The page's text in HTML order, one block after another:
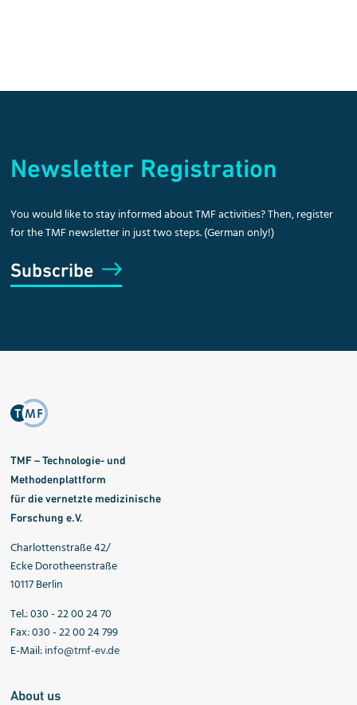
Newsletter Registration
You would like to stay informed about TMF activities? Then, register
for the TMF newsletter in just two steps. (German only!)
Subscribe
TMF – Technologie- und
Methodenplattform
für die vernetzte medizinische
Forschung e.V.
Charlottenstraße 42/
Ecke Dorotheenstraße
10117 Berlin
Tel.: 030 - 22 00 24 70
Fax: 030 - 22 00 24 799
E-Mail:info@tmf-ev.de
About us